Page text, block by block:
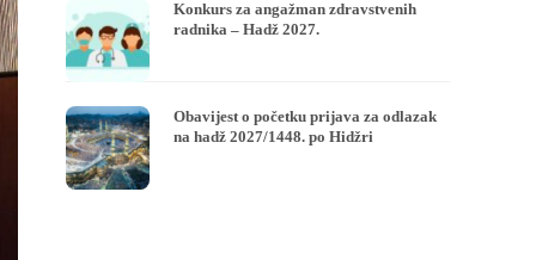
Konkurs za angažman zdravstvenih
radnika – Hadž 2027.
Obavijest o početku prijava za odlazak
na hadž 2027/1448. po Hidžri